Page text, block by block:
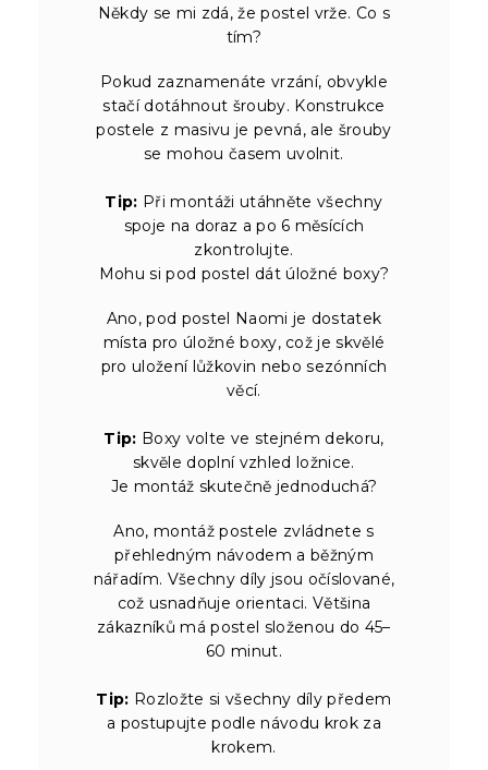
Někdy se mi zdá, že postel vrže. Co s
tím?
Pokud zaznamenáte vrzání, obvykle
stačí dotáhnout šrouby. Konstrukce
postele z masivu je pevná, ale šrouby
se mohou časem uvolnit.
Tip: Při montáži utáhněte všechny
spoje na doraz a po 6 měsících
zkontrolujte.
Mohu si pod postel dát úložné boxy?
Ano, pod postel Naomi je dostatek
místa pro úložné boxy, což je skvělé
pro uložení lůžkovin nebo sezónních
věcí.
Tip: Boxy volte ve stejném dekoru,
skvěle doplní vzhled ložnice.
Je montáž skutečně jednoduchá?
Ano, montáž postele zvládnete s
přehledným návodem a běžným
nářadím. Všechny díly jsou očíslované,
což usnadňuje orientaci. Většina
zákazníků má postel složenou do 45–
60 minut.
Tip: Rozložte si všechny díly předem
a postupujte podle návodu krok za
krokem.